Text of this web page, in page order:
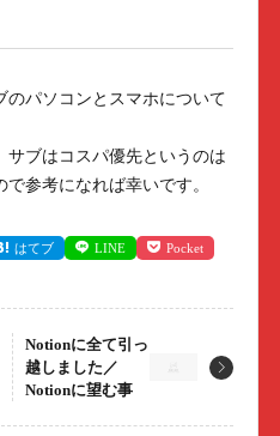
パソコンとスマホについて
ブはコスパ優先というのは
参考になれば幸いです。
はてブ LINE Pocket
Notionに全て引っ
越しました／
Notionに望む事